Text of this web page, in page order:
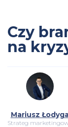
Czy
na
Mariusz
Strateg